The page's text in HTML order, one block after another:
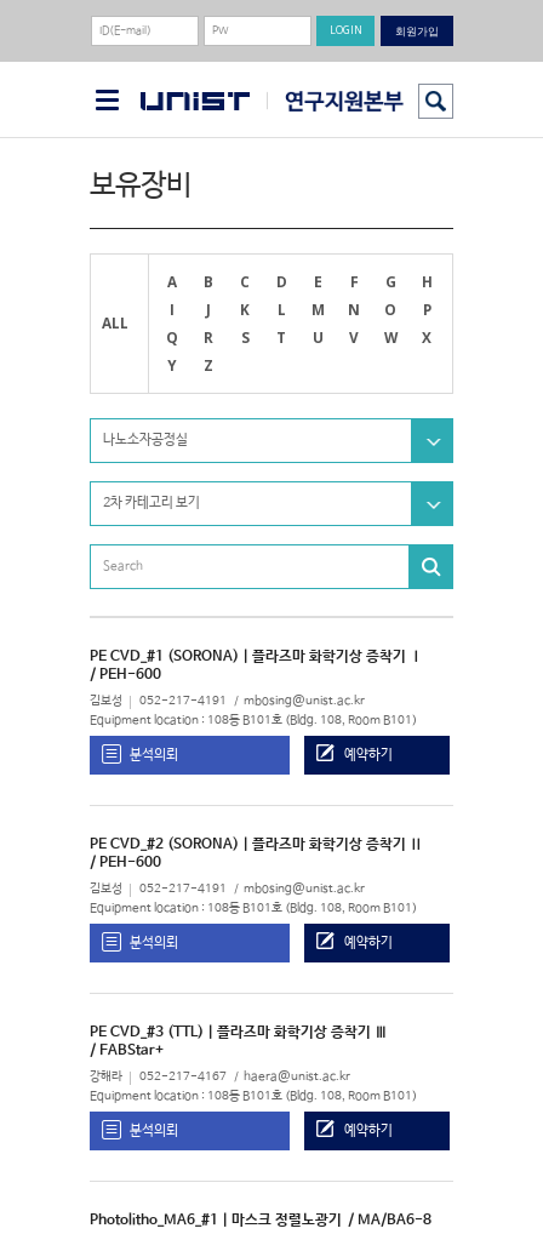
회원가입
보유장비
ALL
A B C D E F G
H
I
J K L M N O
P
Q
R S T U V W
X
Y
Z
나노소자공정실
2차 카테고리 보기
PE CVD_#1 (SORONA) | 플라즈마 화학기상 증착기 Ⅰ
/ PEH-600
김보성 052-217-4191 mbosing@unist.ac.kr
Equipment location : 108동 B101호 (Bldg. 108, Room B101)
분석의뢰 예약하기
PE CVD_#2 (SORONA) | 플라즈마 화학기상 증착기 Ⅱ
/ PEH-600
김보성 052-217-4191 mbosing@unist.ac.kr
Equipment location : 108동 B101호 (Bldg. 108, Room B101)
분석의뢰 예약하기
PE CVD_#3 (TTL) | 플라즈마 화학기상 증착기 Ⅲ
/ FABStar+
강해라 052-217-4167 haera@unist.ac.kr
Equipment location : 108동 B101호 (Bldg. 108, Room B101)
분석의뢰 예약하기
Photolitho_MA6_#1 | 마스크 정렬노광기 / MA/BA6-8